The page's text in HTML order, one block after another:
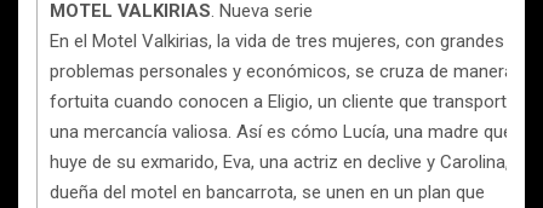
MOTEL VALKIRIAS. Nueva serie
En el Motel Valkirias, la vida de tres mujeres, con grandes
problemas personales y económicos, se cruza de manera
fortuita cuando conocen a Eligio, un cliente que transporta
una mercancía valiosa. Así es cómo Lucía, una madre que
huye de su exmarido, Eva, una actriz en declive y Carolina, la
dueña del motel en bancarrota, se unen en un plan que